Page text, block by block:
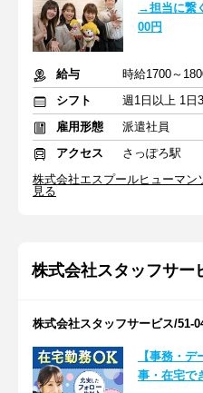
→担当に繋
00円
給与
時給1700～
シフト
週1日以上 1日
雇用形態
派遣社員
アクセス
さっぽろ駅
株式会社エスプールヒューマ
見る
株式会社スタッフサー
株式会社スタッフサービス/51-
【事務・
事・在宅で